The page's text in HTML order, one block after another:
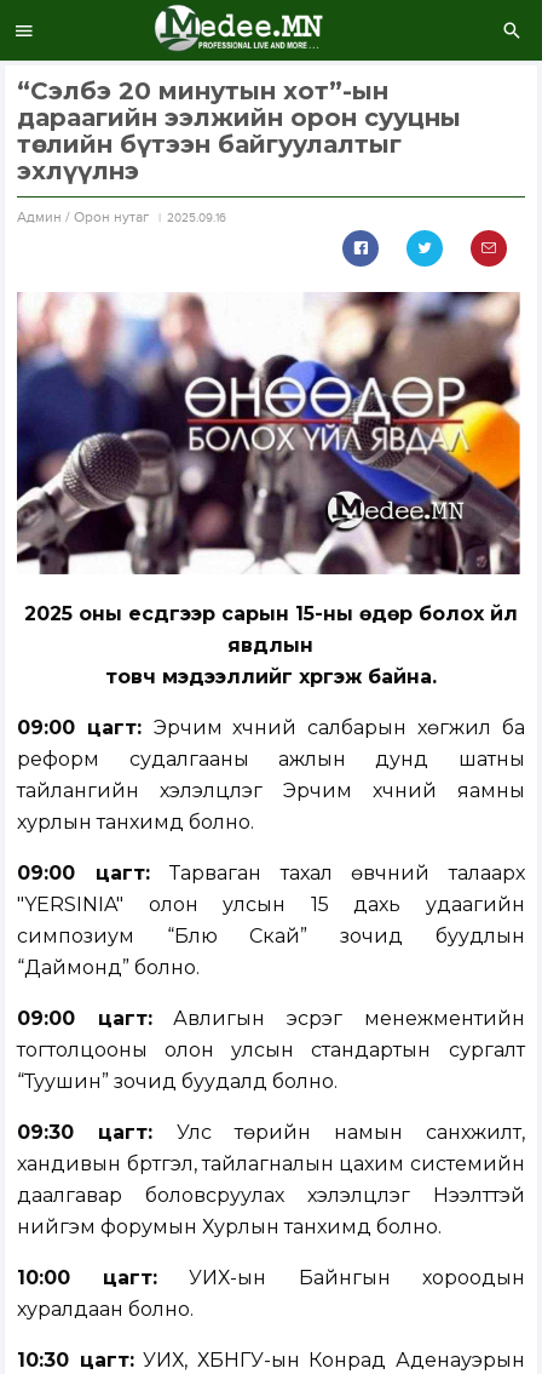
“Сэлбэ 20 минутын хот”-ын
дараагийн ээлжийн орон сууцны
төслийн бүтээн байгуулалтыг
эхлүүлнэ
Aдмин / Орон нутаг 2025.09.16
2025 оны есдүгээр сарын 15-ны өдөр болох үйл
явдлын
товч мэдээллийг хүргэж байна.
09:00 цагт: Эрчим хүчний салбарын хөгжил ба
реформ судалгааны ажлын дунд шатны
тайлангийн хэлэлцүүлэг Эрчим хүчний яамны
хурлын танхимд болно.
09:00 цагт:Тарваган тахал өвчний талаарх
"YERSINIA" олон улсын 15 дахь удаагийн
симпозиум “Блю Скай” зочид буудлын
“Даймонд” болно.
09:00 цагт:Авлигын эсрэг менежментийн
тогтолцооны олон улсын стандартын сургалт
“Туушин” зочид буудалд болно.
09:30 цагт:Улс төрийн намын санхүүжилт,
хандивын бүртгэл, тайлагналын цахим системийн
даалгавар боловсруулах хэлэлцүүлэг Нээлттэй
нийгэм форумын Хурлын танхимд болно.
10:00 цагт: УИХ-ын Байнгын хороодын
хуралдаан болно.
10:30 цагт:УИХ, ХБНГУ-ын Конрад Аденауэрын